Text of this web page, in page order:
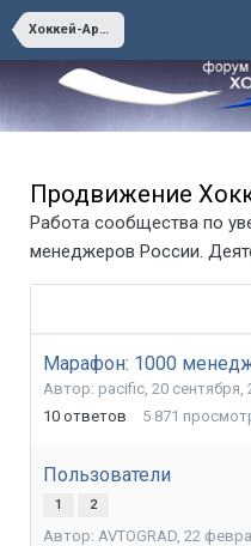
Хоккей-Арена. Игра и все о ней
Продвижение
Работа сообщества по
менеджеров России.
Марафон: 1000
Автор: pacific, 20 сентября,
10 ответов 5 871
Пользователи
1 2
Автор: AVTOGRAD, 22